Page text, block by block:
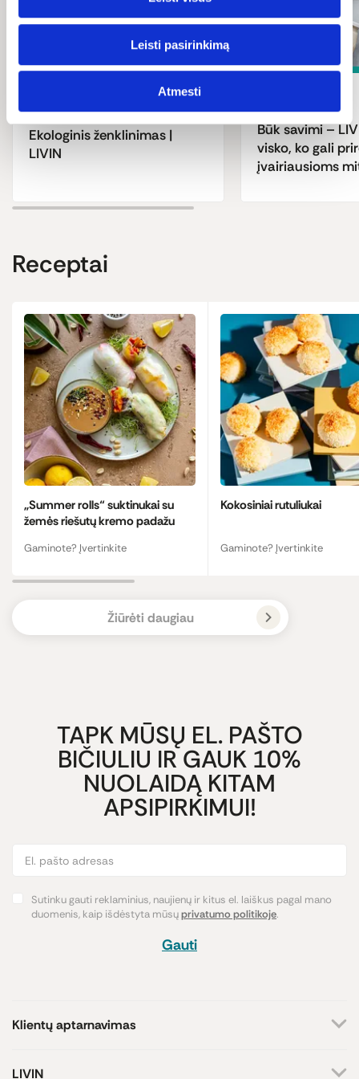
Leisti pasirinkimą
Atmesti
Ekologinis ženklinimas |
LIVIN
Būk savimi –
visko, ko gali
įvairiausioms
Receptai
„Summer rolls“ suktinukai su
žemės riešutų kremo padažu
Gaminote? Įvertinkite
Kokosiniai rutuliukai
Gaminote? Įvertinkite
Žiūrėti daugiau
TAPK MŪSŲ EL. PAŠTO
BIČIULIU IR GAUK 10%
NUOLAIDĄ KITAM
APSIPIRKIMUI!
Sutinku gauti reklaminius, naujienų ir kitus el. laiškus pagal mano
duomenis, kaip išdėstyta mūsųprivatumo politikoje.
Gauti
Klientų aptarnavimas
LIVIN